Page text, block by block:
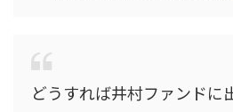
どうすれば井村ファンドに